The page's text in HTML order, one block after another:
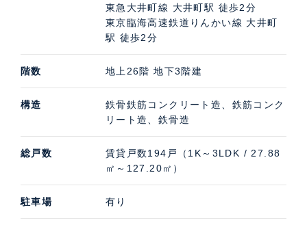
東急大井町線 大井町駅 徒歩2分
東京臨海高速鉄道りんかい線 大井町
駅 徒歩2分
階数 地上26階 地下3階建
構造
鉄骨鉄筋コンクリート造、鉄筋コンク
リート造、鉄骨造
総戸数
賃貸戸数194戸（1K～3LDK / 27.88
㎡～127.20㎡）
駐車場 有り